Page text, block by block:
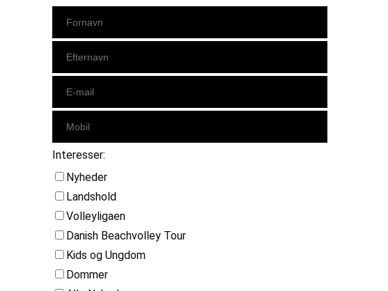
Interesser:
Nyheder
Landshold
Volleyligaen
Danish Beachvolley Tour
Kids og Ungdom
Dommer